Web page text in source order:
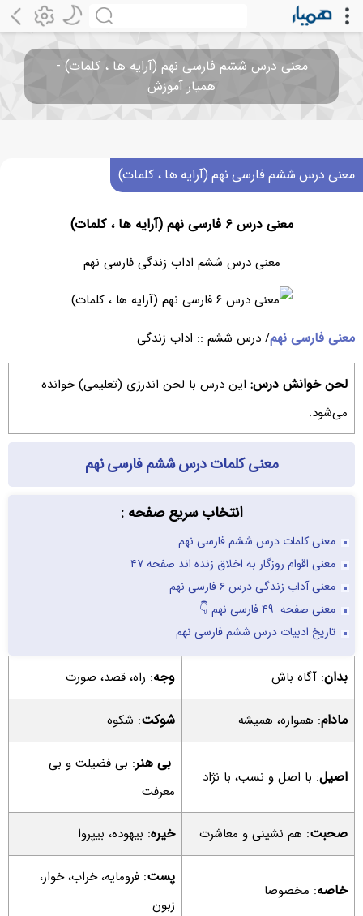
معنی درس ششم فارسی نهم (آرایه ها ، کلمات) -
همیار آموزش
معنی درس ششم فارسی نهم (آرایه ها ، کلمات)
معنی درس ۶ فارسی نهم (آرایه ها ، کلمات)
معنی درس ششم اداب زندگی فارسی نهم
معنی فارسی نهم/ درس ششم :: اداب زندگی
لحن خوانش درس: این درس با لحن اندرزی (تعلیمی) خوانده
می‌شود.
معنی کلمات درس ششم فارسی نهم
انتخاب سریع صفحه :
معنی کلمات درس ششم فارسی نهم
معنی اقوام روزگار به اخلاق زنده اند صفحه ۴۷
معنی آداب زندگی درس ۶ فارسی نهم
معنی صفحه ۴۹ فارسی نهم 👇
تاریخ ادبیات درس ششم فارسی نهم
بدان: آگاه باش وجه: راه، قصد، صورت
مادام: همواره، همیشه شوکت: شکوه
اصیل: با اصل و نسب، با نژاد
بی هنر: بی فضیلت و بی
معرفت
صحبت: هم نشینی و معاشرت خیره: بیهوده، بیپروا
خاصه: مخصوصا
پست: فرومایه، خراب، خوار،
زبون